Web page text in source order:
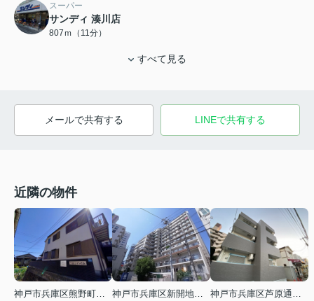
スーパー
サンディ 湊川店
807ｍ（11分）
すべて見る
メールで共有する LINEで共有する
近隣の物件
神戸市兵庫区熊野町４丁目
神戸市兵庫区新開地１丁目
神戸市兵庫区芦原通４丁目